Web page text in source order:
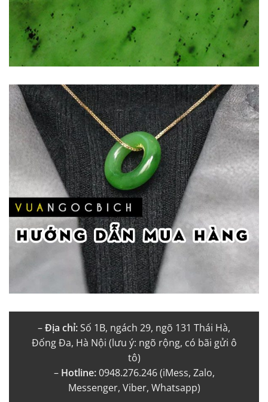
–Địa chỉ:Số 1B, ngách 29, ngõ 131 Thái Hà,
Đống Đa, Hà Nội (lưu ý: ngõ rộng, có bãi gửi ô
tô)
– Hotline:0948.276.246 (iMess, Zalo,
Messenger, Viber, Whatsapp)